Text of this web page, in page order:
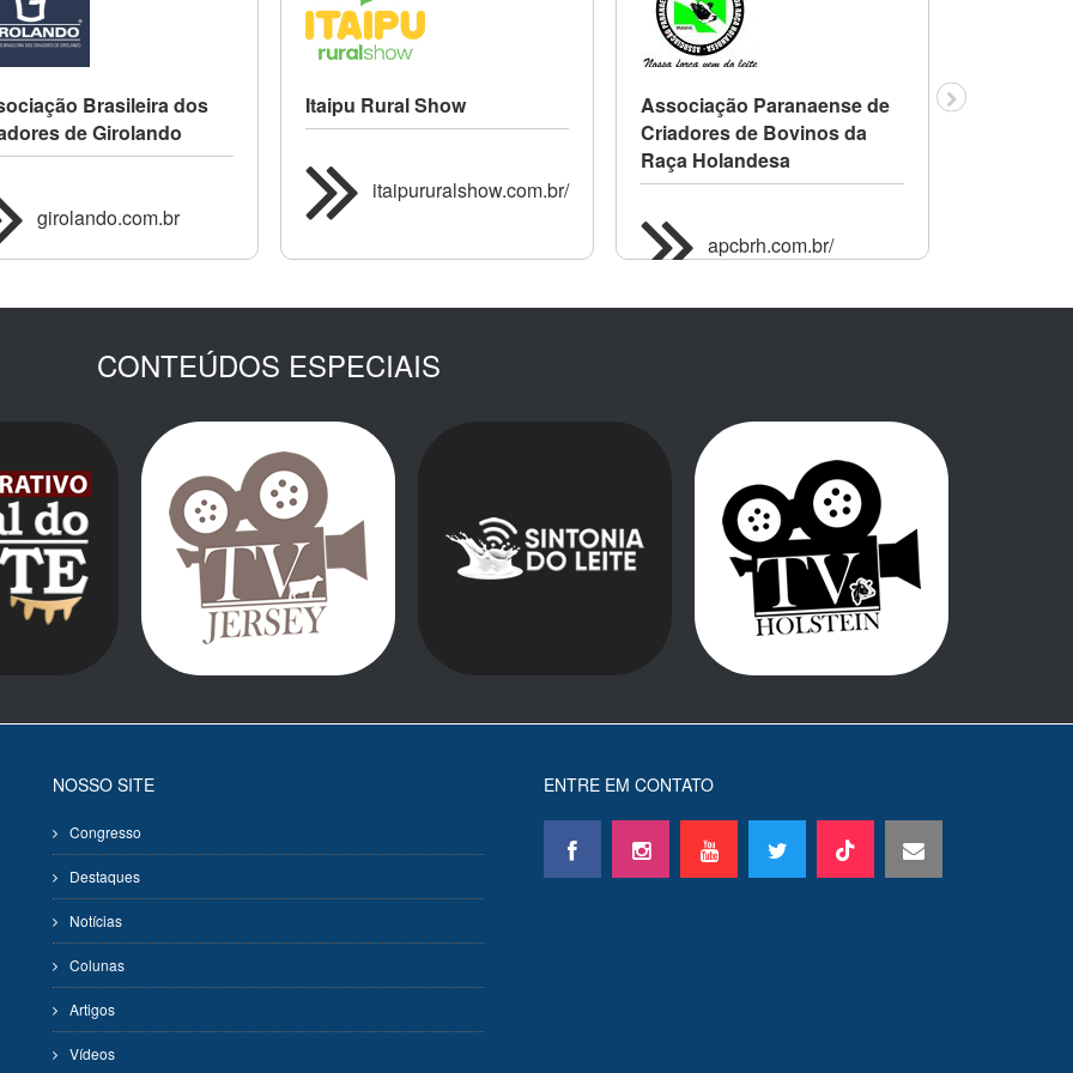
Brasileira dos
de Girolando
girolando.com.br
Itaipu Rural Show
itaipururalshow.com.br/
Associação Paranaense de
Criadores de Bovinos da
Raça Holandesa
apcbrh.com.br/
CONTEÚDOS ESPECIAIS
NOSSO SITE
Congresso
Destaques
Notícias
Colunas
Artigos
Vídeos
ENTRE EM CONTATO